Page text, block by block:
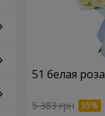
51 белая роза
5 383 грн